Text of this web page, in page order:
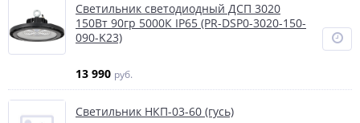
Светильник светодиодный ДСП 3020
150Вт 90гр 5000К IP65 (PR-DSP0-3020-150-
090-K23)
13 990 руб.
Светильник НКП-03-60 (гусь)